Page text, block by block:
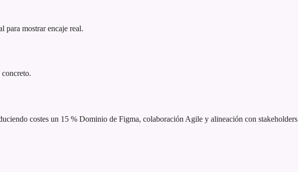
para mostrar encaje real.
concreto.
costes un 15 % Dominio de Figma, colaboración Agile y alineación con stakeholders